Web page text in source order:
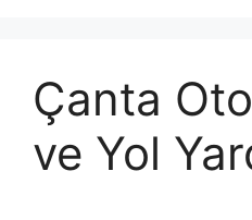
Çanta
ve Yol